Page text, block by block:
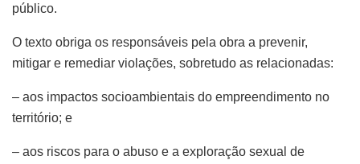
público.
O texto obriga os responsáveis pela obra a prevenir,
mitigar e remediar violações, sobretudo as relacionadas:
– aos impactos socioambientais do empreendimento no
território; e
– aos riscos para o abuso e a exploração sexual de